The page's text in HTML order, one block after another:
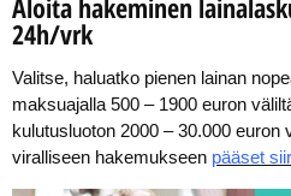
Aloita hakeminen
24h/vrk
Valitse, haluatko pienen lainan
maksuajalla 500 – 1900 euron
kulutusluoton 2000 – 30.000 euron
viralliseen hakemukseen pääset